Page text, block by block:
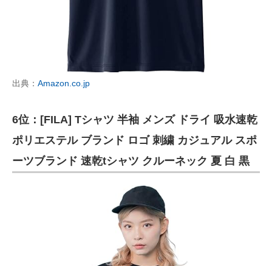
出典： Amazon.co.jp
6位：[FILA] Tシャツ 半袖 メンズ ドライ 吸水速乾
ポリエステル ブランド ロゴ 刺繍 カジュアル スポ
ーツブランド 速乾tシャツ クルーネック 夏 白 黒